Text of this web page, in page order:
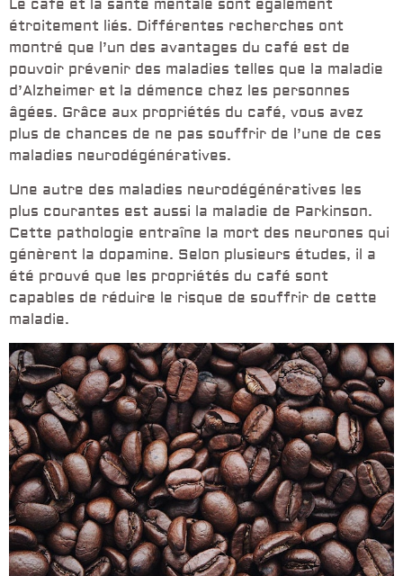
Le café et la santé mentale sont également
étroitement liés. Différentes recherches ont
montré que l’un des avantages du café est de
pouvoir prévenir des maladies telles que la maladie
d’Alzheimer et la démence chez les personnes
âgées. Grâce aux propriétés du café, vous avez
plus de chances de ne pas souffrir de l’une de ces
maladies neurodégénératives.
Une autre des maladies neurodégénératives les
plus courantes est aussi la maladie de Parkinson.
Cette pathologie entraîne la mort des neurones qui
génèrent la dopamine. Selon plusieurs études, il a
été prouvé que les propriétés du café sont
capables de réduire le risque de souffrir de cette
maladie.